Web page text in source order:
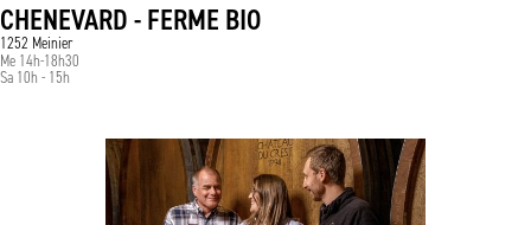
CHENEVARD - FERME BIO
1252 Meinier
Me 14h-18h30
Sa 10h - 15h